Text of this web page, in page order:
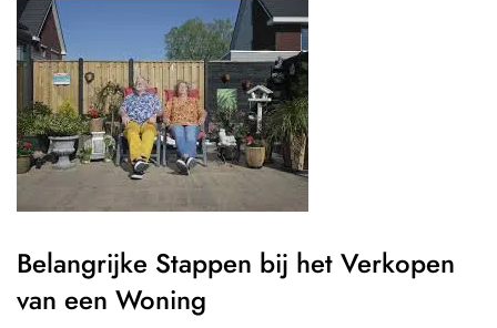
Belangrijke Stappen bij het Verkopen
van een Woning